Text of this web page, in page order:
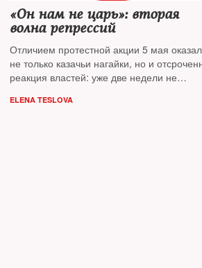
«Он нам не царь»: вторая
волна репрессий
Отличием протестной акции 5 мая
не только казачьи нагайки, но и
реакция властей: уже две недели не
Навального по всей стране. Их карают
ELENA TESLOVA